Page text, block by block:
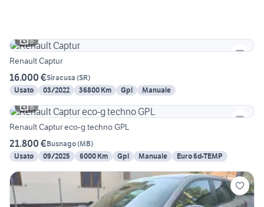
6
Renault Captur
16.000 €Siracusa (SR)
Usato
03/2022 36800 Km Gpl
Manuale
6
Renault Captur eco-g techno GPL
21.800 €Busnago(MB)
Usato
09/2025 6000 Km Gpl Manuale Euro 6d-TEMP